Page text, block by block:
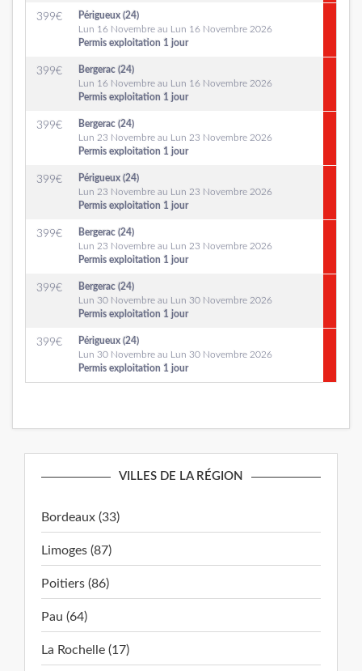
399€
Périgueux (24)
Lun 16 Novembre au Lun 16 Novembre 2026
Permis exploitation 1 jour
399€
Bergerac (24)
Lun 16 Novembre au Lun 16 Novembre 2026
Permis exploitation 1 jour
399€
Bergerac (24)
Lun 23 Novembre au Lun 23 Novembre 2026
Permis exploitation 1 jour
399€
Périgueux (24)
Lun 23 Novembre au Lun 23 Novembre 2026
Permis exploitation 1 jour
399€
Bergerac (24)
Lun 23 Novembre au Lun 23 Novembre 2026
Permis exploitation 1 jour
399€
Bergerac (24)
Lun 30 Novembre au Lun 30 Novembre 2026
Permis exploitation 1 jour
399€
Périgueux (24)
Lun 30 Novembre au Lun 30 Novembre 2026
Permis exploitation 1 jour
VILLES DE LA RÉGION
Bordeaux (33)
Limoges (87)
Poitiers (86)
Pau (64)
La Rochelle (17)